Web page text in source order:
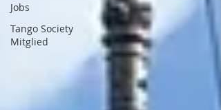
Jobs
Tango Society
Mitglied